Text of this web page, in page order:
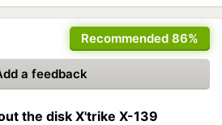
Recommended 86%
a feedback
the disk X'trike X-139